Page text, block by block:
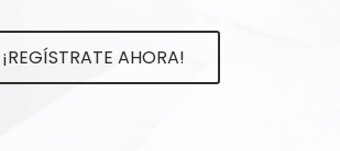
¡REGÍSTRATE AHORA!